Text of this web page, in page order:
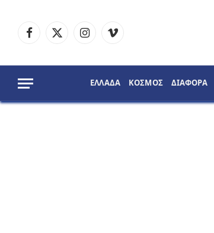
Facebook
X
InstagramVimeo
ΕΛΛΑΔΑ ΚΟΣΜΟΣ ΔΙΑΦΟΡΑ